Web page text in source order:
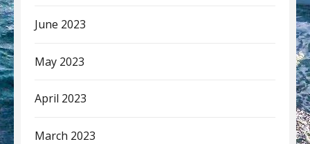
June 2023
May 2023
April 2023
March 2023